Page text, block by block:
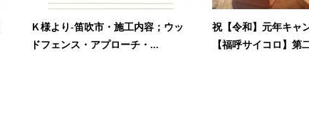
Ｋ様より-笛吹市・施工内容；ウッ
ドフェンス・アプローチ・...
祝【令和】元年キャ
【福呼サイコロ】第